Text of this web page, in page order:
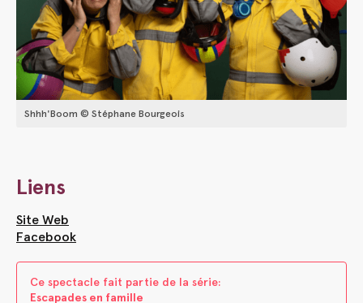
Shhh'Boom © Stéphane Bourgeois
Liens
Site Web
Facebook
Ce spectacle fait parti​e ​de la s​é​rie:
Escapades en famille